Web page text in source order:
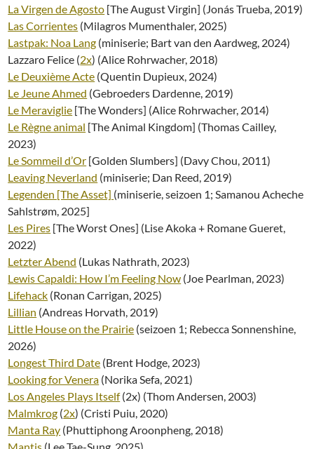
La Virgen de Agosto [The August Virgin] (Jonás Trueba, 2019)
Las Corrientes (Milagros Mumenthaler, 2025)
Lastpak: Noa Lang (miniserie; Bart van den Aardweg, 2024)
Lazzaro Felice (2x) (Alice Rohrwacher, 2018)
Le Deuxième Acte (Quentin Dupieux, 2024)
Le Jeune Ahmed (Gebroeders Dardenne, 2019)
Le Meraviglie [The Wonders] (Alice Rohrwacher, 2014)
Le Règne animal [The Animal Kingdom] (Thomas Cailley,
2023)
Le Sommeil d’Or [Golden Slumbers] (Davy Chou, 2011)
Leaving Neverland (miniserie; Dan Reed, 2019)
Legenden [The Asset] (miniserie, seizoen 1; Samanou Acheche
Sahlstrøm, 2025]
Les Pires [The Worst Ones] (Lise Akoka + Romane Gueret,
2022)
Letzter Abend (Lukas Nathrath, 2023)
Lewis Capaldi: How I’m Feeling Now (Joe Pearlman, 2023)
Lifehack (Ronan Carrigan, 2025)
Lillian (Andreas Horvath, 2019)
Little House on the Prairie (seizoen 1; Rebecca Sonnenshine,
2026)
Longest Third Date (Brent Hodge, 2023)
Looking for Venera (Norika Sefa, 2021)
Los Angeles Plays Itself(2x) (Thom Andersen, 2003)
Malmkrog (2x) (Cristi Puiu, 2020)
Manta Ray (Phuttiphong Aroonpheng, 2018)